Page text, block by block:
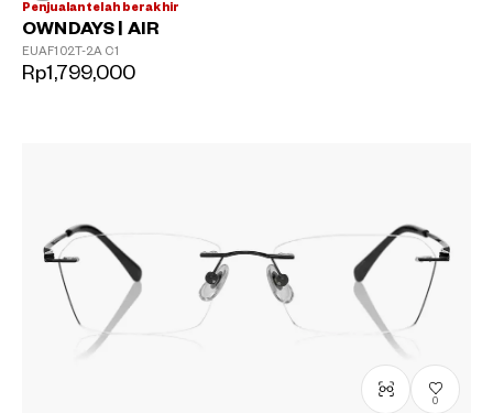
Penjualan telah berakhir
OWNDAYS | AIR
EUAF102T-2A C1
Rp1,799,000
0